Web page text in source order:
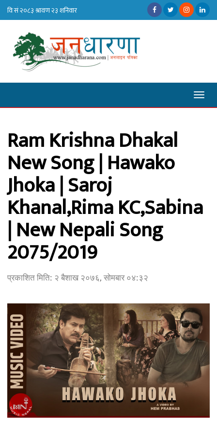
Ram Krishna Dhakal
New Song | Hawako
Jhoka | Saroj
Khanal,Rima KC,Sabina
| New Nepali Song
2075/2019
प्रकाशित मिति: २ बैशाख २०७६, सोमबार ०४:३२